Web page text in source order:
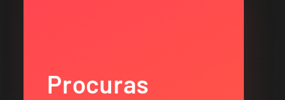
Procuras